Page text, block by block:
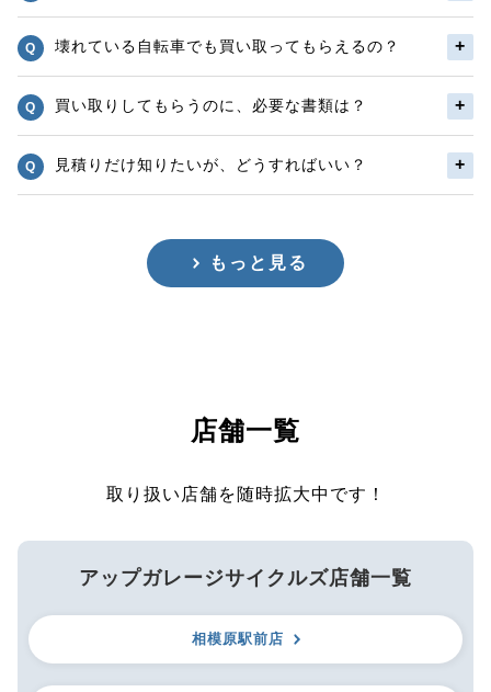
壊れている自転車でも買い取ってもらえるの？
買い取りしてもらうのに、必要な書類は？
見積りだけ知りたいが、どうすればいい？
もっと見る
店舗一覧
取り扱い店舗を随時拡大中です！
アップガレージサイクルズ店舗一覧
相模原駅前店